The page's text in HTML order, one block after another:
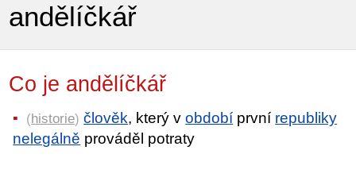
andělíčkář
Co je andělíčkář
(historie) člověk, který vobdobí první republiky
nelegálně prováděl potraty